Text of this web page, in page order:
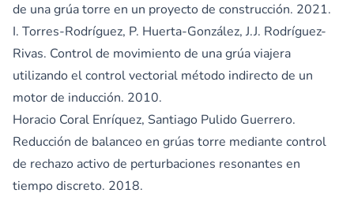
de una grúa torre en un proyecto de construcción. 2021.
I. Torres-Rodríguez, P. Huerta-González, J.J. Rodríguez-
Rivas. Control de movimiento de una grúa viajera
utilizando el control vectorial método indirecto de un
motor de inducción. 2010.
Horacio Coral Enríquez, Santiago Pulido Guerrero.
Reducción de balanceo en grúas torre mediante control
de rechazo activo de perturbaciones resonantes en
tiempo discreto. 2018.